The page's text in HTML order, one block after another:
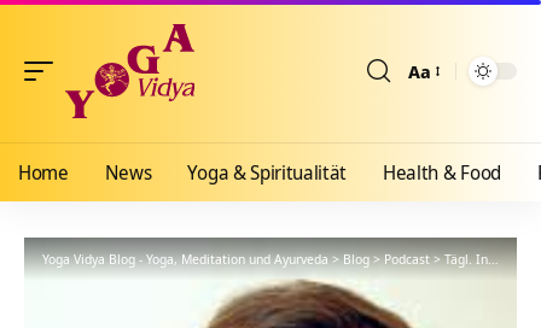
Aa
Home News Yoga & Spiritualität Health & Food
Yoga Vidya Blog - Yoga, Meditation und Ayurveda>Blog>Podcast>Tägl. Inspiration